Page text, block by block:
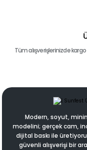
Tüm alışverişlerinizde kargo
Modern, soyut,
modelini; gerçek cam,
dijital baskı ile
güvenli alışverişi bir